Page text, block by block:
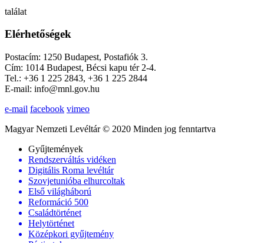
találat
Elérhetőségek
Postacím: 1250 Budapest, Postafiók 3.
Cím: 1014 Budapest, Bécsi kapu tér 2-4.
Tel.: +36 1 225 2843, +36 1 225 2844
E-mail: info@mnl.gov.hu
e-mail facebook vimeo
Magyar Nemzeti Levéltár © 2020 Minden jog fenntartva
Gyűjtemények
Rendszerváltás vidéken
Digitális Roma levéltár
Szovjetunióba elhurcoltak
Első világháború
Reformáció 500
Családtörténet
Helytörténet
Középkori gyűjtemény